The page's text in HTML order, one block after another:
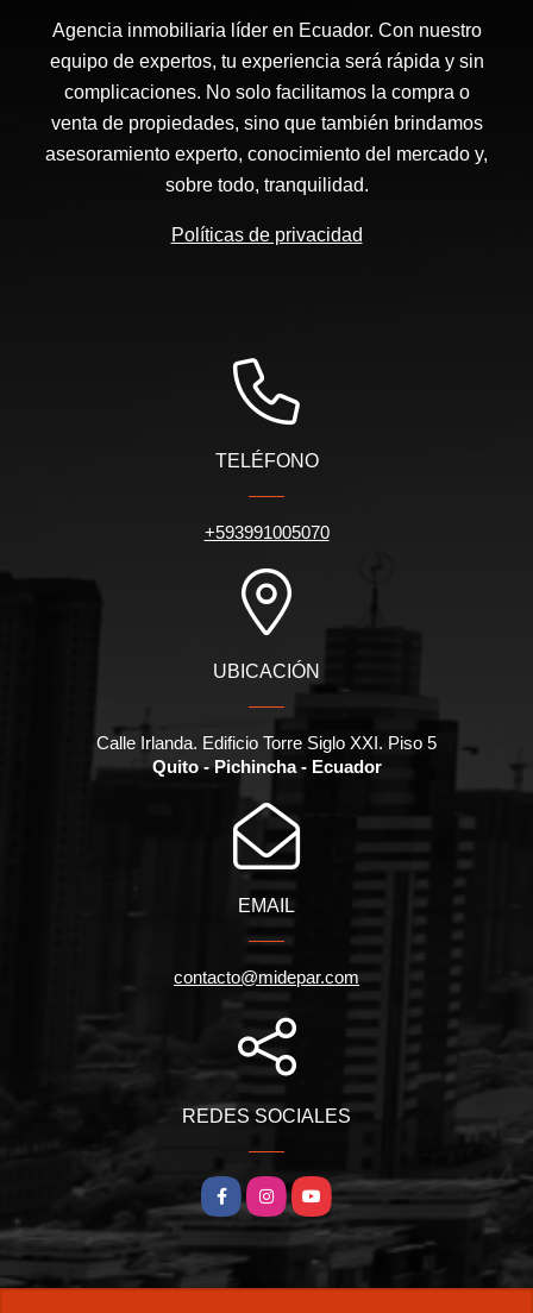
Agencia inmobiliaria líder en Ecuador. Con nuestro
equipo de expertos, tu experiencia será rápida y sin
complicaciones. No solo facilitamos la compra o
venta de propiedades, sino que también brindamos
asesoramiento experto, conocimiento del mercado y,
sobre todo, tranquilidad.
Políticas de privacidad
TELÉFONO
+593991005070
UBICACIÓN
Calle Irlanda. Edificio Torre Siglo XXI. Piso 5
Quito - Pichincha - Ecuador
EMAIL
contacto@midepar.com
REDES SOCIALES
FacebookInstagramYouTube